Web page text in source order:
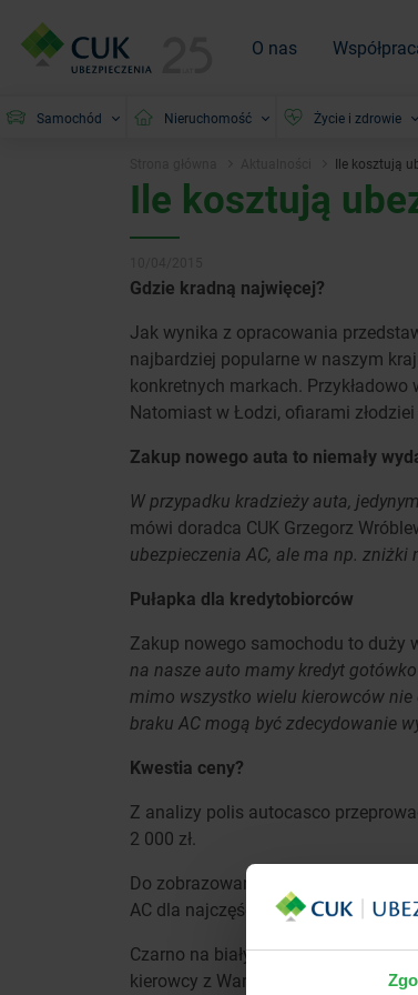
O nas
Samochód Nieruchomość Życie i zdrowie
Ile kosztują
Ile kosztują
Gdzie kradną najwięcej?
Jak wynika z opracowania
najbardziej popularne w naszym
konkretnych markach.
Natomiast w Łodzi, ofiarami
Zakup nowego auta to niemały
W przypadku kradzieży auta,
mówi doradca CUK Grzegorz
ubezpieczenia AC, ale ma np. zniżki
Pułapka dla kredytobiorców
Zakup nowego samochodu to duży
na nasze auto mamy kredyt
mimo wszystko wielu kierowców
braku AC mogą być zdecydowanie
Kwestia ceny?
Z analizy polis autocasco
2 000 zł.
Do zobrazowania różnic, przyjęto
AC dla najczęściej kradzionych aut
Czarno na białym widać, że ceny
kierowcy z Warszawy przed